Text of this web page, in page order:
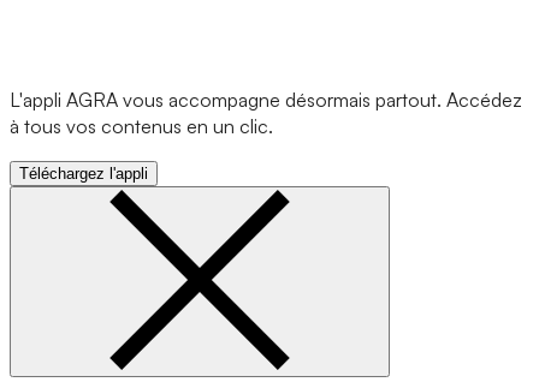
L'appli AGRA vous accompagne désormais partout. Accédez
à tous vos contenus en un clic.
Téléchargez l'appli